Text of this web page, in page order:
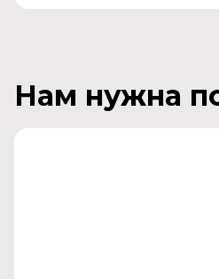
Нам нужна